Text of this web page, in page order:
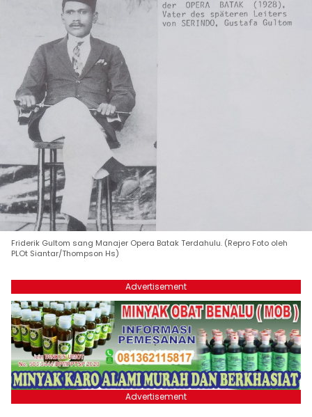
Friderik Gultom sang Manajer Opera Batak Terdahulu. (Repro Foto oleh
PLOt Siantar/Thompson Hs)
Advertisement
Advertisement